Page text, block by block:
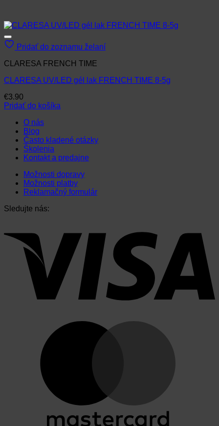
Pridať do zoznamu želaní
CLARESA FRENCH TIME
CLARESA UV/LED gél lak FRENCH TIME 8-5g
€3.90
Pridať do košíka
O nás
Blog
Často kladené otázky
Školenia
Kontakt a predajne
Možnosti dopravy
Možnosti platby
Reklamačný formulár
Sledujte nás: